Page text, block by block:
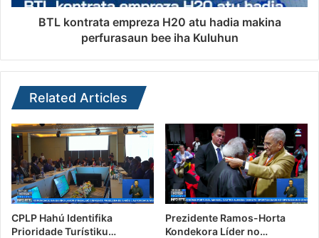
BTL kontrata empreza H20 atu hadia makina
perfurasaun bee iha Kuluhun
Related Articles
CPLP Hahú Identifika
Prioridade Turístiku…
Prezidente Ramos-Horta
Kondekora Líder no…